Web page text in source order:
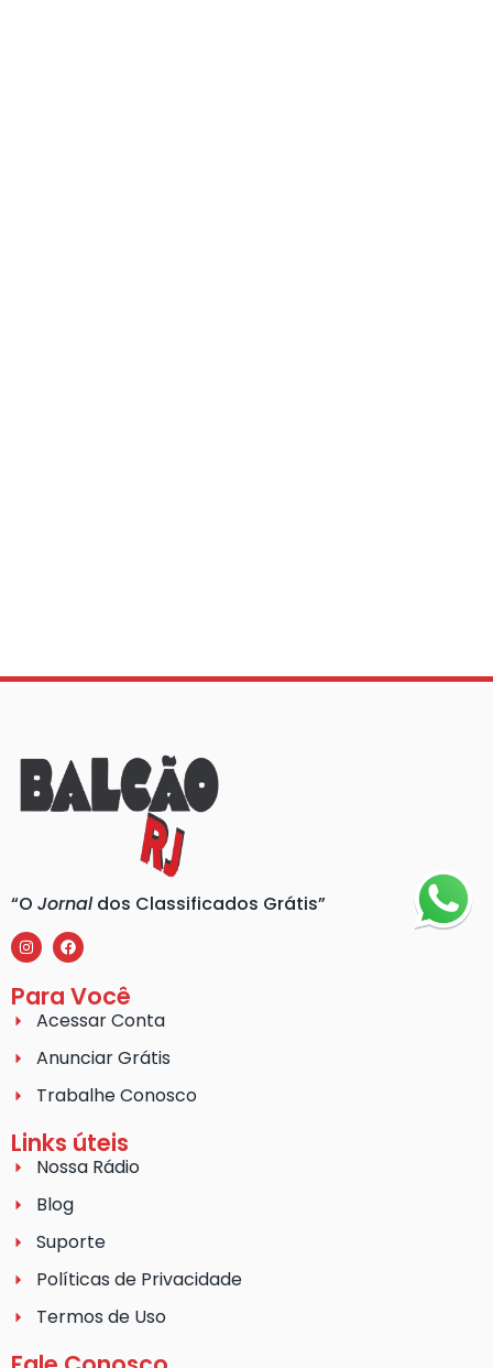
“O Jornaldos Classificados Grátis”
Para Você
Acessar Conta
Anunciar Grátis
Trabalhe Conosco
Links úteis
Nossa Rádio
Blog
Suporte
Políticas de Privacidade
Termos de Uso